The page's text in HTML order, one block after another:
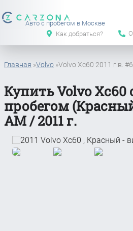
Авто с пробегом в Москве
Как добраться?
Главная »Volvo »Volvo Xc60 2011 г.в.
Купить Volvo Xc60
пробегом
АМ / 2011 г.